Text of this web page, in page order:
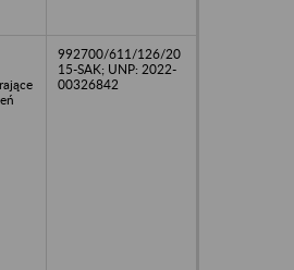
992700/611/126/20
15-SAK; UNP: 2022-
00326842